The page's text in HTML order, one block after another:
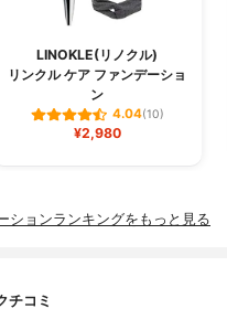
LINOKLE(リノクル)
リンクル ケア ファンデーショ
ン
4.04(10)
¥2,980
ションランキングをもっと見る
チコミ